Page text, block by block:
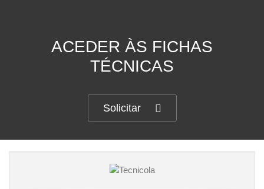
ACEDER ÀS FICHAS
TÉCNICAS
Solicitar